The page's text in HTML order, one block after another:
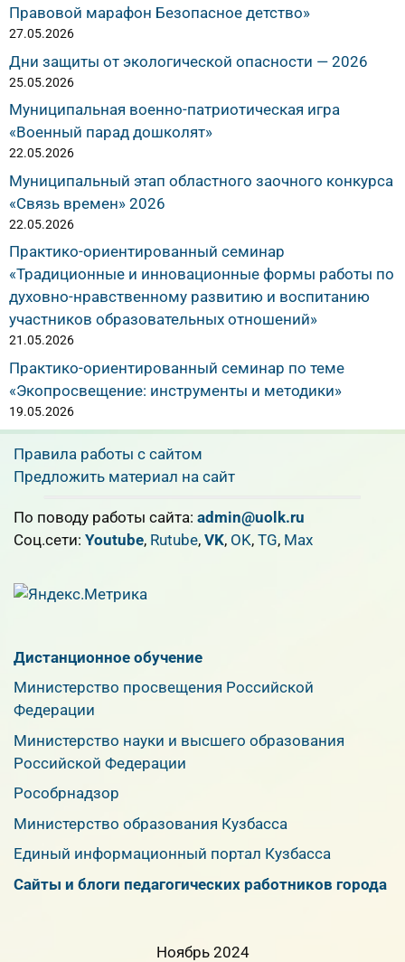
Правовой марафон Безопасное детство»
27.05.2026
Дни защиты от экологической опасности — 2026
25.05.2026
Муниципальная военно-патриотическая игра
«Военный парад дошколят»
22.05.2026
Муниципальный этап областного заочного конкурса
«Связь времен» 2026
22.05.2026
Практико-ориентированный семинар
«Традиционные и инновационные формы работы по
духовно-нравственному развитию и воспитанию
участников образовательных отношений»
21.05.2026
Практико-ориентированный семинар по теме
«Экопросвещение: инструменты и методики»
19.05.2026
Правила работы с сайтом
Предложить материал на сайт
По поводу работы сайта: admin@uolk.ru
Cоц.сети: Youtube, Rutube, VK, OK, TG, Max
Дистанционное обучение
Министерство просвещения Российской
Федерации
Министерство науки и высшего образования
Российской Федерации
Рособрнадзор
Министерство образования Кузбасса
Единый информационный портал Кузбасса
Сайты и блоги педагогических работников города
Ноябрь 2024